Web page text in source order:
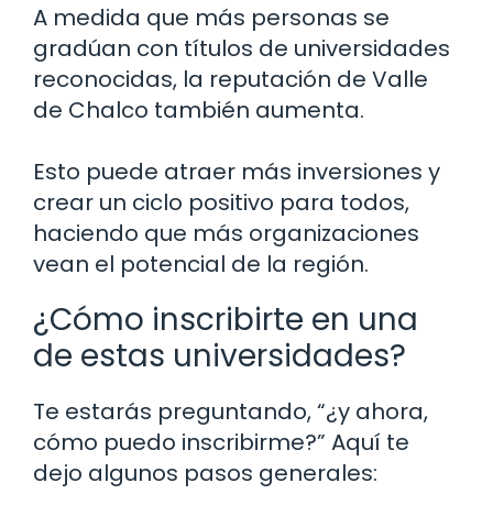
A medida que más personas se
gradúan con títulos de universidades
reconocidas, la reputación de Valle
de Chalco también aumenta.
Esto puede atraer más inversiones y
crear un ciclo positivo para todos,
haciendo que más organizaciones
vean el potencial de la región.
¿Cómo inscribirte en una
de estas universidades?
Te estarás preguntando, “¿y ahora,
cómo puedo inscribirme?” Aquí te
dejo algunos pasos generales: